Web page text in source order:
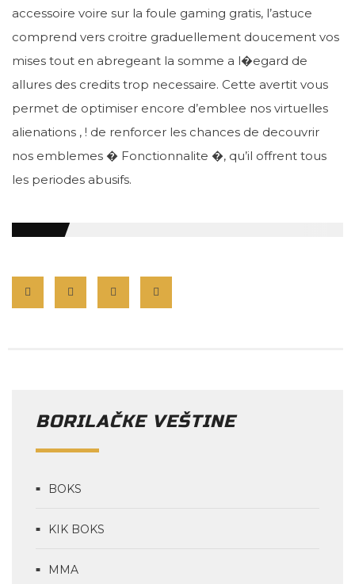
accessoire voire sur la foule gaming gratis, l’astuce
comprend vers croitre graduellement doucement vos
mises tout en abregeant la somme a l�egard de
allures des credits trop necessaire. Cette avertit vous
permet de optimiser encore d’emblee nos virtuelles
alienations , ! de renforcer les chances de decouvrir
nos emblemes � Fonctionnalite �, qu’il offrent tous
les periodes abusifs.
BORILAČKE VEŠTINE
BOKS
KIK BOKS
MMA